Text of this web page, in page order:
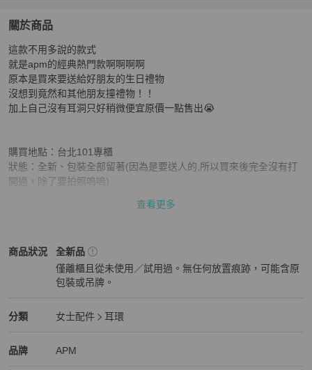
關於商品
關於apm MONACO｜Asymmetric Triple Météorites Earrings
這款不用多說的款式
就是apm的經典熱門款啊啊啊啊
原本是買來要送給好朋友的生日禮物
沒想到竟然和其他朋友撞禮物！！
加上自己沒有耳洞只好稍微便宜原價一點售出😭
購買地點：台北101專櫃
狀態：全新、包裝全部留著(因為是要送人的,所以買來後完全沒有打
開過，除了要拍照嗚嗚)
查看更多
商品狀況
APM女士配件商品狀態與細節
全新品
僅離櫃且從未使用／試用過。無任何放置痕跡，可能含原
包裝或吊牌。
分類
APM 女士配件分類資訊
女士配件
耳環
品牌
APM 女士配件
APM
APM 推薦清單